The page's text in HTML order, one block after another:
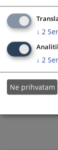
↓ 2
↓ 2
Ne prihvatam